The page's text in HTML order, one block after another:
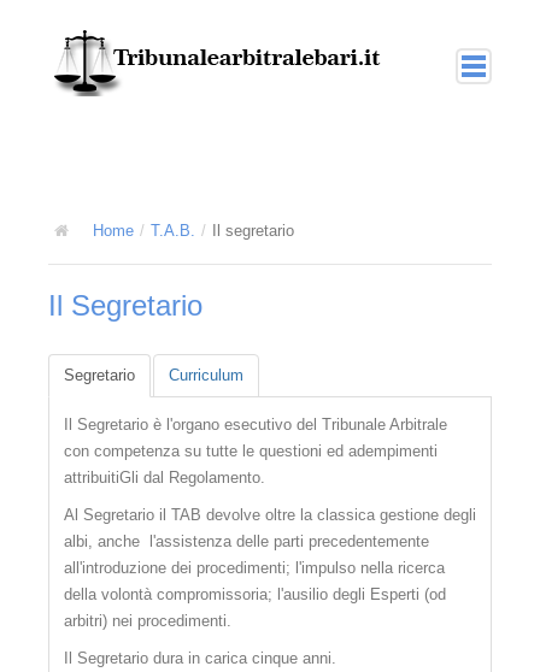
L'arbitrato interno o nazionale
L'arbitrato amministrato
L'arbitrato nel diritto internazionale
L'arbitrato amministrato TAB
Collegi multidisciplinari
Gli arbitri
Elenco arbitri - Organigramma 2015 - 2020
Elenco arbitri - Organigramma 2025
Home / T.A.B. / Il segretario
Il Segretario
Segretario Curriculum
Il Segretario è l'organo esecutivo del Tribunale Arbitrale
con competenza su tutte le questioni ed adempimenti
attribuitiGli dal Regolamento.
Al Segretario il TAB devolve oltre la classica gestione degli
albi, anche l'assistenza delle parti precedentemente
all'introduzione dei procedimenti; l'impulso nella ricerca
della volontà compromissoria; l'ausilio degli Esperti (od
arbitri) nei procedimenti.
Il Segretario dura in carica cinque anni.